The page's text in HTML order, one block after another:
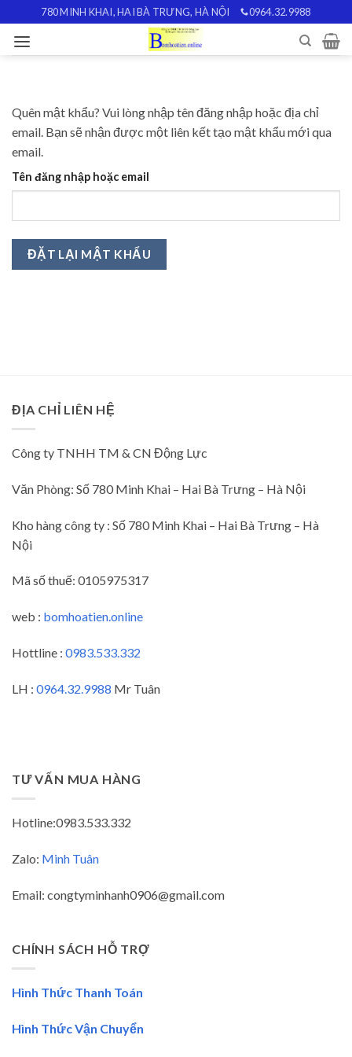
content
780 MINH KHAI, HAI BÀ TRƯNG, HÀ NỘI 0964.32.9988
Quên mật khẩu? Vui lòng nhập tên đăng nhập hoặc địa chỉ
email. Bạn sẽ nhận được một liên kết tạo mật khẩu mới qua
email.
Tên đăng nhập hoặc email
ĐẶT LẠI MẬT KHẨU
ĐỊA CHỈ LIÊN HỆ
Công ty TNHH TM & CN Động Lực
Văn Phòng: Số 780 Minh Khai – Hai Bà Trưng – Hà Nội
Kho hàng công ty : Số 780 Minh Khai – Hai Bà Trưng – Hà
Nội
Mã số thuế: 0105975317
web : bomhoatien.online
Hottline : 0983.533.332
LH : 0964.32.9988 Mr Tuân
TƯ VẤN MUA HÀNG
Hotline:0983.533.332
Zalo: Minh Tuân
Email: congtyminhanh0906@gmail.com
CHÍNH SÁCH HỖ TRỢ
Hình Thức Thanh Toán
Hình Thức Vận Chuyển